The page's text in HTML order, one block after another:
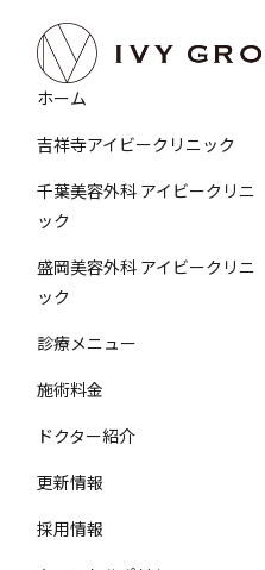
ホーム
吉祥寺アイビークリニック
千葉美容外科 アイビークリニ
ック
盛岡美容外科 アイビークリニ
ック
診療メニュー
施術料金
ドクター紹介
更新情報
採用情報